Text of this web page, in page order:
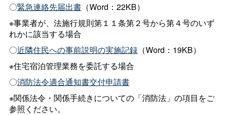
〇緊急連絡先届出書（Word：22KB）
※事業者が、法施行規則第１１条第２号から第４号のいず
れかに該当する場合
〇近隣住民への事前説明の実施記録（Word：19KB）
※住宅宿泊管理業務を委託する場合
〇消防法令適合通知書交付申請書
※関係法令・関係手続きについての「消防法」の項目をご
参照ください。